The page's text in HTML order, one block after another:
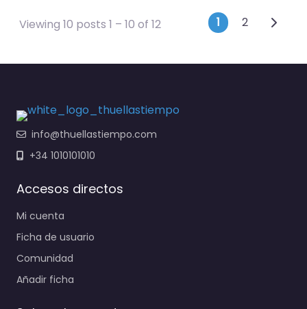
Viewing 10 posts 1 – 10 of 12 Posts
1 2
info@thuellastiempo.com
+34 1010101010
Accesos directos
Mi cuenta
Ficha de usuario
Comunidad
Añadir ficha